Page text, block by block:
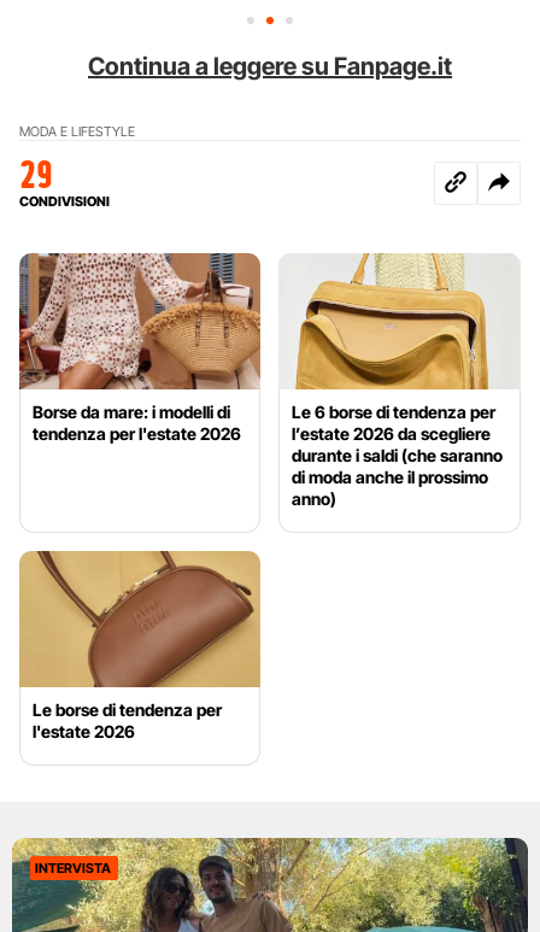
Continua a leggere su Fanpage.it
MODA E LIFESTYLE
29
CONDIVISIONI
Borse da mare: i modelli di
tendenza per l'estate 2026
Le 6 borse di tendenza per
l’estate 2026 da scegliere
durante i saldi (che saranno
di moda anche il prossimo
anno)
Le borse di tendenza per
l'estate 2026
INTERVISTA